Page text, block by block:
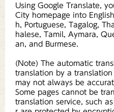
Using Google Translate,
City homepage into
h, Portuguese, Tagalog,
halese, Tamil, Aymara,
an, and Burmese.
(Note) The automatic
translation by a
may not always be
Some pages cannot be
translation service, such